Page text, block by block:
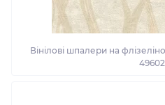
Вінілові шпалери на